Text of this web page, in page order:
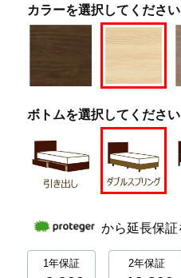
カラーを選択してください
ボトムを選択してください